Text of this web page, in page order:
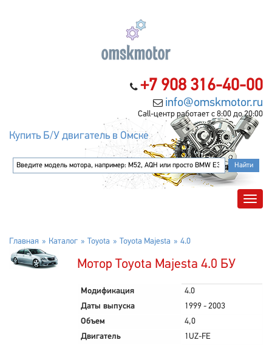
+7 908 316-40-00
info@omskmotor.ru
Call-центр работает с 8:00 до 20:00
Купить Б/У двигатель в Омске
Главная Каталог Toyota Toyota Majesta 4.0
Мотор Toyota Majesta 4.0 БУ
Модификация
4.0
Даты выпуска
1999 - 2003
Объем
4,0
Двигатель
1UZ-FE